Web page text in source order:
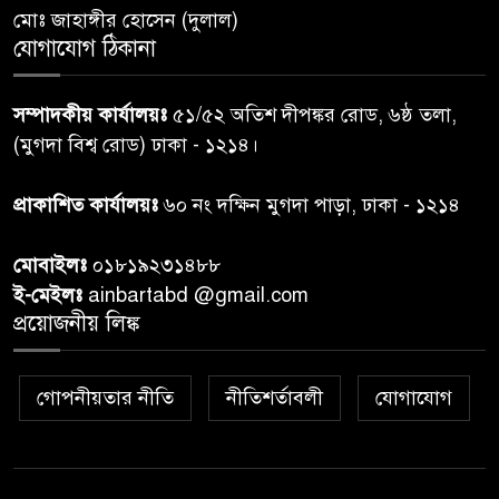
পেশ
তদন্ত শেষ পর্যায়ে, দ্রুত চার্জশিট
৭
রাতের মধ্যে ঢাকাসহ ১০ অঞ্চলে
ঝড়বৃষ্টির পূর্বাভাস
৮
প্রধানমন্ত্রীর সঙ্গে দেখা করে স্বপ্নপূরণ
উপহার
২০ আগস্ট রাষ্ট্রপতি নির্বাচন,
১০
মোঃ জাহাঙ্গীর হোসেন (দুলাল)
যোগাযোগ ঠিকানা
সম্পাদকীয় কার্যালয়ঃ ৫১/৫২ অতিশ দীপঙ্কর রোড, ৬ষ্ঠ তলা,
(মুগদা বিশ্ব রোড) ঢাকা - ১২১৪।
প্রাকাশিত কার্যালয়ঃ৬০ নং দক্ষিন মুগদা পাড়া, ঢাকা - ১২১৪
মোবাইলঃ ০১৮১৯২৩১৪৮৮
ই-মেইলঃ ainbartabd @gmail.com
প্রয়োজনীয় লিঙ্ক
গোপনীয়তার নীতি নীতিশর্তাবলী যোগাযোগ